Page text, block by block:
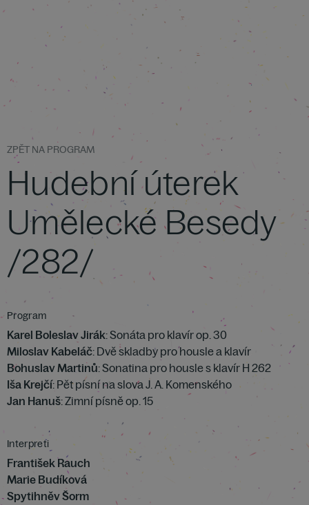
ZPĚT NA PROGRAM
Hudební úterek
Umělecké Besedy
/282/
Program
Karel Boleslav Jirák: Sonáta pro klavír op. 30
Miloslav Kabeláč: Dvě skladby pro housle a klavír
Bohuslav Martinů: Sonatina pro housle s klavír H 262
Iša Krejčí: Pět písní na slova J. A. Komenského
Jan Hanuš: Zimní písně op. 15
Interpreti
František Rauch
Marie Budíková
Spytihněv Šorm